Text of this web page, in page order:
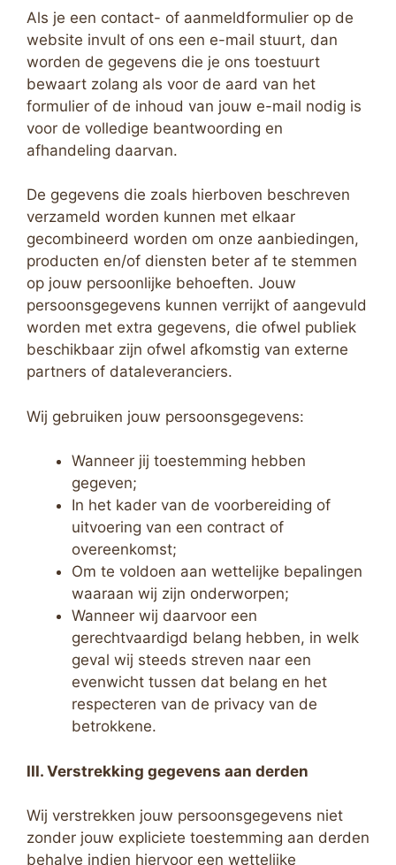
Als je een contact- of aanmeldformulier op de
website invult of ons een e-mail stuurt, dan
worden de gegevens die je ons toestuurt
bewaart zolang als voor de aard van het
formulier of de inhoud van jouw e-mail nodig is
voor de volledige beantwoording en
afhandeling daarvan.
De gegevens die zoals hierboven beschreven
verzameld worden kunnen met elkaar
gecombineerd worden om onze aanbiedingen,
producten en/of diensten beter af te stemmen
op jouw persoonlijke behoeften. Jouw
persoonsgegevens kunnen verrijkt of aangevuld
worden met extra gegevens, die ofwel publiek
beschikbaar zijn ofwel afkomstig van externe
partners of dataleveranciers.
Wij gebruiken jouw persoonsgegevens:
Wanneer jij toestemming hebben
gegeven;
In het kader van de voorbereiding of
uitvoering van een contract of
overeenkomst;
Om te voldoen aan wettelijke bepalingen
waaraan wij zijn onderworpen;
Wanneer wij daarvoor een
gerechtvaardigd belang hebben, in welk
geval wij steeds streven naar een
evenwicht tussen dat belang en het
respecteren van de privacy van de
betrokkene.
III. Verstrekking gegevens aan derden
Wij verstrekken jouw persoonsgegevens niet
zonder jouw expliciete toestemming aan derden
behalve indien hiervoor een wettelijke